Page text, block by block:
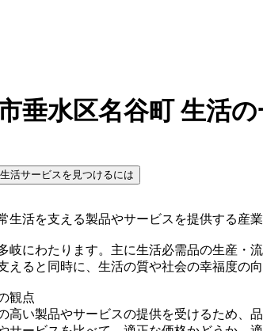
垂水区名谷町 生活
活サービスを見つけるには
生活を支える製品やサービスを提供する産
岐にわたります。主に生活必需品の生産・
えると同時に、生活の質や社会の幸福度の向
観点
高い製品やサービスの提供を受けるため、